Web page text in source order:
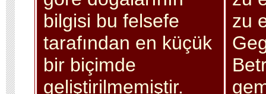
bilgisi bu felsefe
tarafından en küçük
bir biçimde
geliştirilmemiştir.
zu